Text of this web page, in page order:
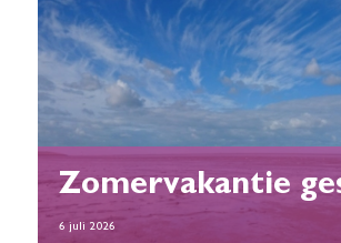
Zomervakantie
6 juli 2026